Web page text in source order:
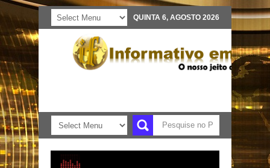
QUINTA 6, AGOSTO 2026